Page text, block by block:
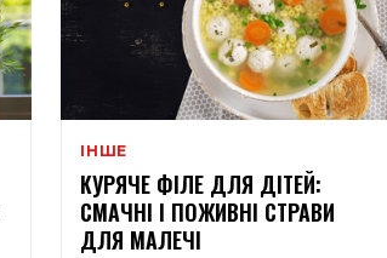
ІНШЕ
КУРЯЧЕ ФІЛЕ ДЛЯ ДІТЕЙ:
СМАЧНІ І ПОЖИВНІ СТРАВИ
ДЛЯ МАЛЕЧІ